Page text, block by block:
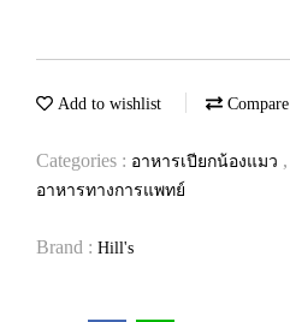
Add to wishlist Compare
Categories : อาหารเปียกน้องแมว ,
อาหารทางการแพทย์
Brand : Hill's